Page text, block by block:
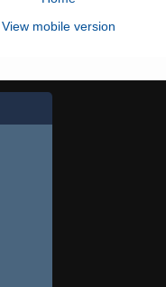
View mobile version